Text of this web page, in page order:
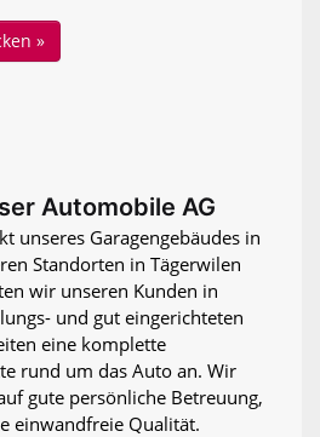
Automobile AG
unseres Garagengebäudes in
Standorten in Tägerwilen
wir unseren Kunden in
und gut eingerichteten
eine komplette
rund um das Auto an. Wir
gute persönliche Betreuung,
einwandfreie Qualität.